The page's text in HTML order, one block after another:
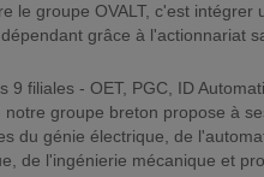
grâce à l'actionnariat
9 filiales - OET, PGC, ID
notre groupe breton propose à
du génie électrique, de
de l'ingénierie mécanique et